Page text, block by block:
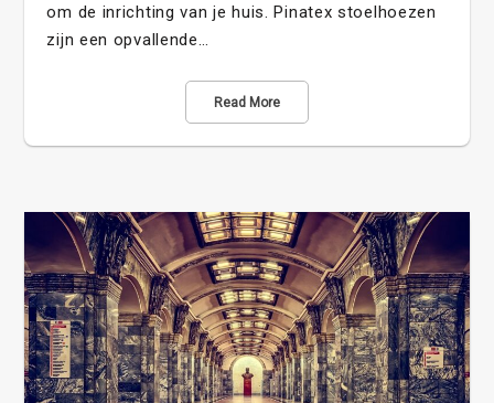
om de inrichting van je huis. Pinatex stoelhoezen
zijn een opvallende…
Read More